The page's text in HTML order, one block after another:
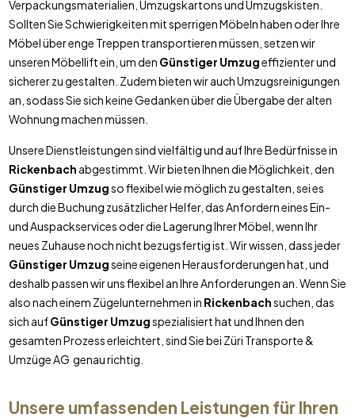
Verpackungsmaterialien, Umzugskartons und Umzugskisten.
Sollten Sie Schwierigkeiten mit sperrigen Möbeln haben oder Ihre
Möbel über enge Treppen transportieren müssen, setzen wir
unseren Möbellift ein, um den Günstiger Umzugeffizienter und
sicherer zu gestalten. Zudem bieten wir auch Umzugsreinigungen
an, sodass Sie sich keine Gedanken über die Übergabe der alten
Wohnung machen müssen.
Unsere Dienstleistungen sind vielfältig und auf Ihre Bedürfnisse in
Rickenbach abgestimmt. Wir bieten Ihnen die Möglichkeit, den
Günstiger Umzugso flexibel wie möglich zu gestalten, sei es
durch die Buchung zusätzlicher Helfer, das Anfordern eines Ein-
und Auspackservices oder die Lagerung Ihrer Möbel, wenn Ihr
neues Zuhause noch nicht bezugsfertig ist. Wir wissen, dass jeder
Günstiger Umzugseine eigenen Herausforderungen hat, und
deshalb passen wir uns flexibel an Ihre Anforderungen an. Wenn Sie
also nach einem Zügelunternehmen in Rickenbachsuchen, das
sich aufGünstiger Umzugspezialisiert hat und Ihnen den
gesamten Prozess erleichtert, sind Sie bei Züri Transporte &
Umzüge AG genau richtig.
Unsere umfassenden Leistungen für Ihren